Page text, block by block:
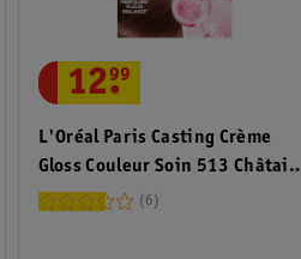
L'Oréal Paris Casting Crème
Gloss Couleur Soin 513 Châtain
Clair Beige
12.
99
6